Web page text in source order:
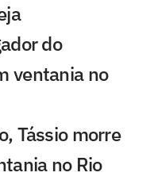
do
ventania no
Tássio morre
no Rio